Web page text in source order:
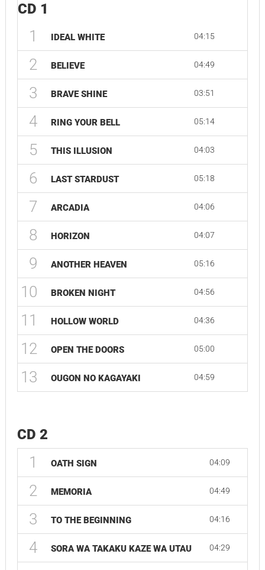
CD 1
1 IDEAL WHITE 04:15
2 BELIEVE 04:49
3 BRAVE SHINE 03:51
4 RING YOUR BELL 05:14
5 THIS ILLUSION 04:03
6 LAST STARDUST 05:18
7 ARCADIA 04:06
8 HORIZON 04:07
9 ANOTHER HEAVEN 05:16
10 BROKEN NIGHT 04:56
11 HOLLOW WORLD 04:36
12 OPEN THE DOORS 05:00
13 OUGON NO KAGAYAKI 04:59
CD 2
1 OATH SIGN 04:09
2 MEMORIA 04:49
3 TO THE BEGINNING 04:16
4 SORA WA TAKAKU KAZE WA UTAU 04:29